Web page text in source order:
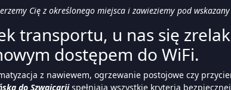
Cię z określonego miejsca i zawieziemy pod
transportu, u nas się
dostępem do WiFi.
z nawiewem, ogrzewanie postojowe czy
do Szwajcariispełniają wszystkie kryteria